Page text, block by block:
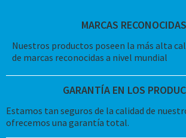
MARCAS RECONOCIDAS
Nuestros productos poseen la más alta
de marcas reconocidas a nivel mundial
GARANTÍA EN LOS
Estamos tan seguros de la calidad de
ofrecemos una garantía total.